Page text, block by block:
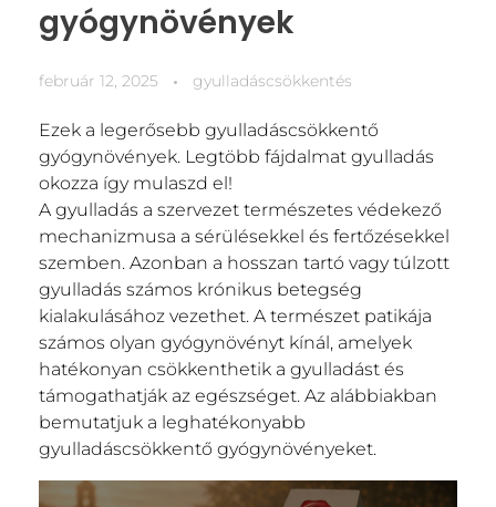
gyógynövények
február 12, 2025 gyulladáscsökkentés
Ezek a legerősebb gyulladáscsökkentő
gyógynövények. Legtöbb fájdalmat gyulladás
okozza így mulaszd el!
A gyulladás a szervezet természetes védekező
mechanizmusa a sérülésekkel és fertőzésekkel
szemben. Azonban a hosszan tartó vagy túlzott
gyulladás számos krónikus betegség
kialakulásához vezethet. A természet patikája
számos olyan gyógynövényt kínál, amelyek
hatékonyan csökkenthetik a gyulladást és
támogathatják az egészséget. Az alábbiakban
bemutatjuk a leghatékonyabb
gyulladáscsökkentő gyógynövényeket.